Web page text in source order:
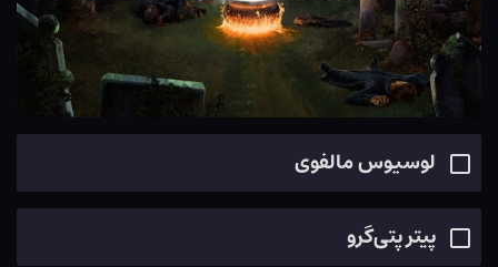
لوسیوس مالفوی
پیتر پتی‌گرو